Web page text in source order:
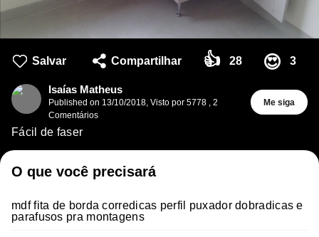
Salvar Compartilhar 👍 28 😍 3
Isaías Matheus
Published on 13/10/2018 Visto por 5778
2
Comentários
Me siga
Fácil de faser
O que você precisará
mdf fita de borda corredicas perfil puxador dobradicas e
parafusos pra montagens